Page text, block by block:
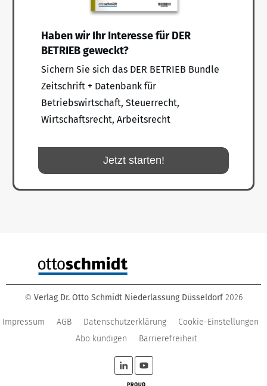
Haben wir Ihr Interesse für DER
BETRIEB geweckt?
Sichern Sie sich das DER BETRIEB Bundle
Zeitschrift + Datenbank für
Betriebswirtschaft, Steuerrecht,
Wirtschaftsrecht, Arbeitsrecht
Jetzt starten!
© Verlag Dr. Otto Schmidt Niederlassung Düsseldorf 2026
Impressum AGB Datenschutzerklärung
Cookie-Einstellungen
Abo kündigen
Barrierefreiheit